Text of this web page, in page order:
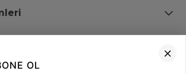
(850) 473 08 08
OL